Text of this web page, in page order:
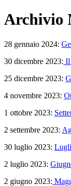
Archivio
28 gennaio 2024:
30 dicembre 2023: Il
25 dicembre 2023:
4 novembre 2023:
1 ottobre 2023:
2 settembre 2023:
30 luglio 2023:
2 luglio 2023:
2 giugno 2023: